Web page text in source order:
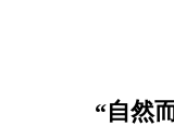
“自然